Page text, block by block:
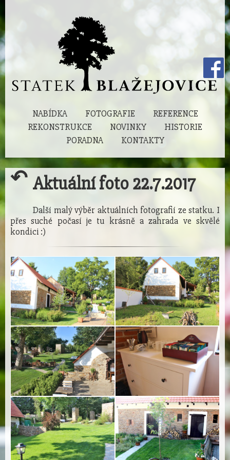
NABÍDKA FOTOGRAFIE
REFERENCE
REKONSTRUKCE
NOVINKY
HISTORIE
PORADNA
KONTAKTY
↶ Aktuální foto 22.7.2017
Další malý výběr aktuálních fotografií ze statku. I
přes suché počasí je tu krásně a zahrada ve skvělé
kondici :)